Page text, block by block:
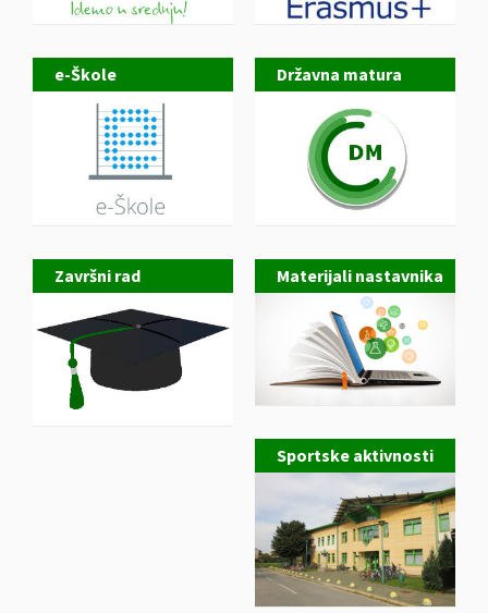
e-Škole Državna matura
Završni rad Materijali nastavnika
Sportske aktivnosti